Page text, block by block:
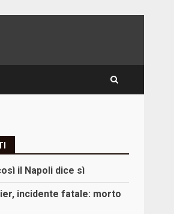
il Napoli dice sì
incidente fatale: morto